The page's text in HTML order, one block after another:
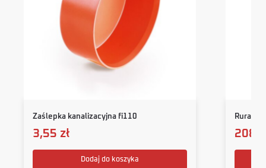
Zaślepka kanalizacyjna fi110
3,55 zł
Dodaj do koszyka
Rura